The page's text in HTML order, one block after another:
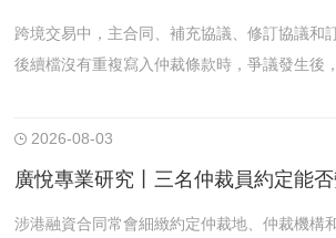
跨境交易中，主合同、補充協議、修訂協議和
後續檔沒有重複寫入仲裁條款時，爭議發生後
2026-08-03
涉港融資合同常會細緻約定仲裁地、仲裁機構